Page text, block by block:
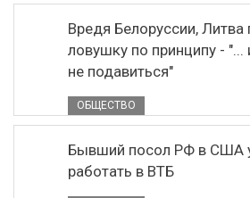
Вредя Белоруссии, Литва
ловушку по принципу - "...
не подавиться"
ОБЩЕСТВО
Бывший посол РФ в США
работать в ВТБ